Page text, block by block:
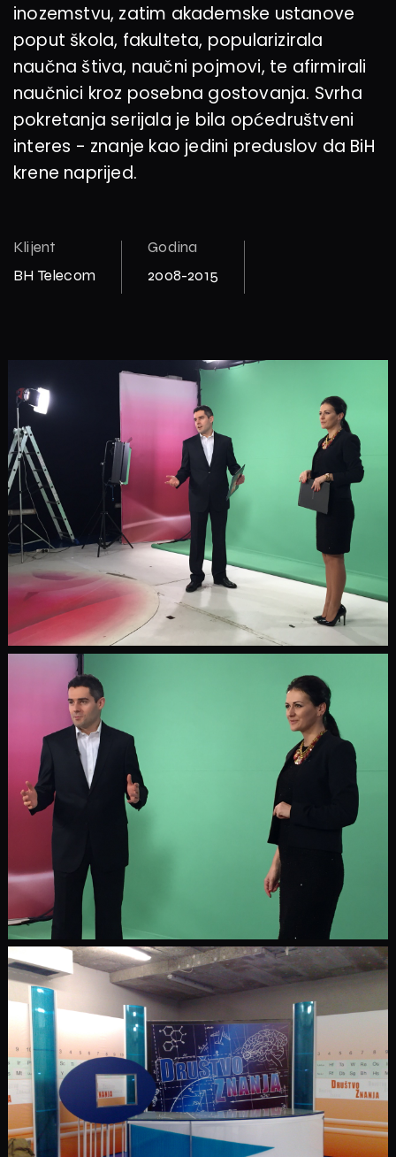
inozemstvu, zatim akademske ustanove
poput škola, fakulteta, popularizirala
naučna štiva, naučni pojmovi, te afirmirali
naučnici kroz posebna gostovanja. Svrha
pokretanja serijala je bila općedruštveni
interes - znanje kao jedini preduslov da BiH
krene naprijed.
Klijent
BH Telecom
Godina
2008-2015